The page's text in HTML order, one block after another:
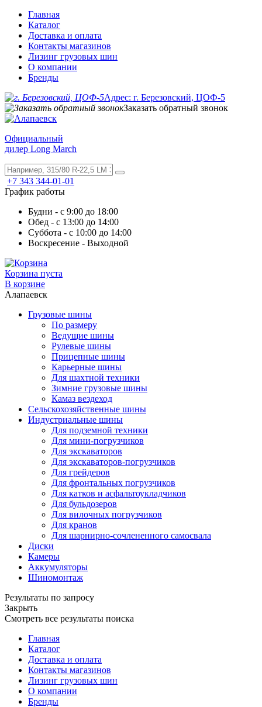
Главная
Каталог
Доставка и оплата
Контакты магазинов
Лизинг грузовых шин
О компании
Бренды
Адрес: г. Березовский, ЦОФ-5
Заказать обратный звонок
Официальный
дилер Long March
+7 343 344-01-01
График работы
Будни - с 9:00 до 18:00
Обед - с 13:00 до 14:00
Суббота - с 10:00 до 14:00
Воскресение - Выходной
Корзина пуста
В корзине
Алапаевск
Грузовые шины
По размеру
Ведущие шины
Рулевые шины
Прицепные шины
Карьерные шины
Для шахтной техники
Зимние грузовые шины
Камаз вездеход
Сельскохозяйственные шины
Индустриальные шины
Для подземной техники
Для мини-погрузчиков
Для экскаваторов
Для экскаваторов-погрузчиков
Для грейдеров
Для фронтальных погрузчиков
Для катков и асфальтоукладчиков
Для бульдозеров
Для вилочных погрузчиков
Для кранов
Для шарнирно-сочлененного самосвала
Диски
Камеры
Аккумуляторы
Шиномонтаж
Результаты по запросу
Закрыть
Смотреть все результаты поиска
Главная
Каталог
Доставка и оплата
Контакты магазинов
Лизинг грузовых шин
О компании
Бренды